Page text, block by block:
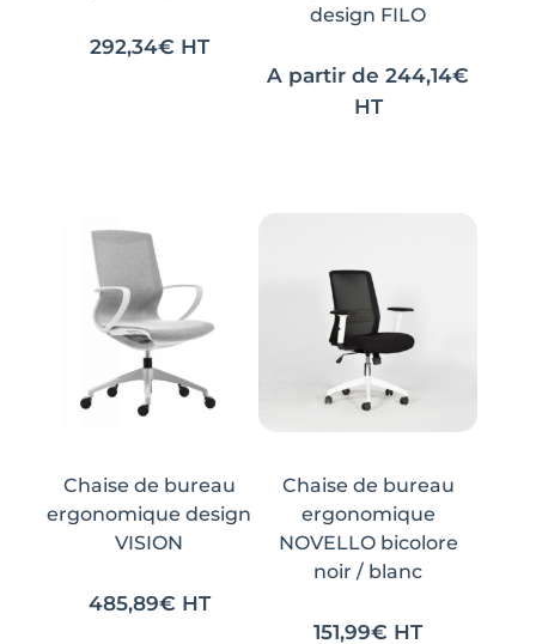
292,34€ HT
design FILO
A partir de244,14€
HT
Les
options
peuvent
être
choisies
la
page
du
produit
Les
options
peuvent
être
choisies
la
page
du
produit
Chaise de bureau
ergonomique design
VISION
485,89€ HT
Chaise de bureau
ergonomique
NOVELLO bicolore
noir / blanc
151,99€ HT